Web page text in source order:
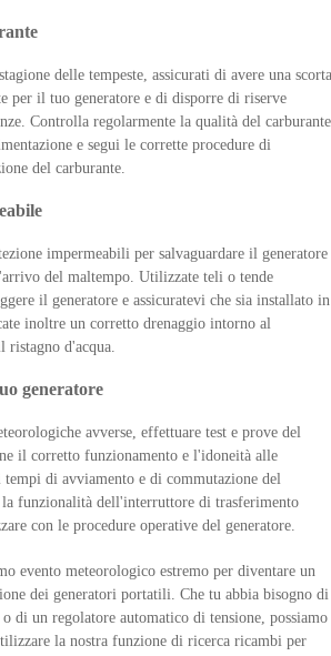
delle tempeste, assicurati di avere una scorta
per il tuo generatore e di disporre di riserve
Controlla regolarmente la qualità del
e segui le corrette procedure di
del carburante.
impermeabili per salvaguardare il generatore
del maltempo. Utilizzate teli o tende
il generatore e assicuratevi che sia installato in
inoltre un corretto drenaggio intorno al
ristagno d'acqua.
generatore
avverse, effettuare test e prove del
il corretto funzionamento e l'idoneità alle
tempi di avviamento e di commutazione del
la funzionalità dell'interruttore di trasferimento
con le procedure operative del generatore.
evento meteorologico estremo per diventare un
dei generatori portatili. Che tu abbia bisogno di
di un regolatore automatico di tensione, possiamo
la nostra funzione di ricerca ricambi per